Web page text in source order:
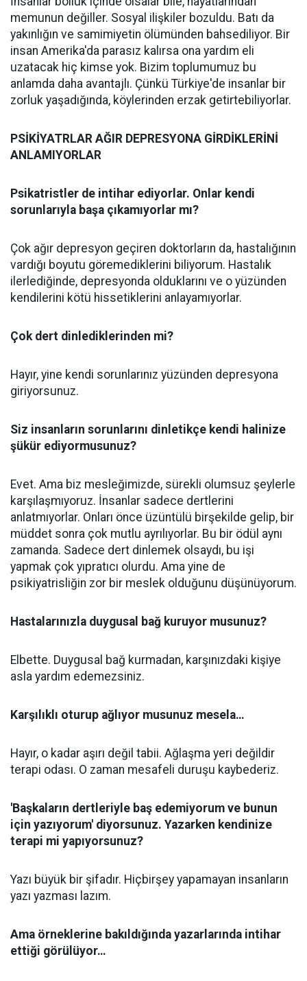
memunun değiller. Sosyal ilişkiler bozuldu. Batı da
yakınlığın ve samimiyetin ölümünden bahsediliyor. Bir
insan Amerika'da parasız kalırsa ona yardım eli
uzatacak hiç kimse yok. Bizim toplumumuz bu
anlamda daha avantajlı. Çünkü Türkiye'de insanlar bir
zorluk yaşadığında, köylerinden erzak getirtebiliyorlar.
PSİKİYATRLAR AĞIR DEPRESYONA GİRDİKLERİNİ
ANLAMIYORLAR
Psikatristler de intihar ediyorlar. Onlar kendi
sorunlarıyla başa çıkamıyorlar mı?
Çok ağır depresyon geçiren doktorların da, hastalığının
vardığı boyutu göremediklerini biliyorum. Hastalık
ilerlediğinde, depresyonda olduklarını ve o yüzünden
kendilerini kötü hissetiklerini anlayamıyorlar.
Çok dert dinlediklerinden mi?
Hayır, yine kendi sorunlarınız yüzünden depresyona
giriyorsunuz.
Siz insanların sorunlarını dinletikçe kendi halinize
şükür ediyormusunuz?
Evet. Ama biz mesleğimizde, sürekli olumsuz şeylerle
karşılaşmıyoruz. İnsanlar sadece dertlerini
anlatmıyorlar. Onları önce üzüntülü birşekilde gelip, bir
müddet sonra çok mutlu ayrılıyorlar. Bu bir ödül aynı
zamanda. Sadece dert dinlemek olsaydı, bu işi
yapmak çok yıpratıcı olurdu. Ama yine de
psikiyatrisliğin zor bir meslek olduğunu düşünüyorum.
Hastalarınızla duygusal bağ kuruyor musunuz?
Elbette. Duygusal bağ kurmadan, karşınızdaki kişiye
asla yardım edemezsiniz.
Karşılıklı oturup ağlıyor musunuz mesela…
Hayır, o kadar aşırı değil tabii. Ağlaşma yeri değildir
terapi odası. O zaman mesafeli duruşu kaybederiz.
'Başkaların dertleriyle baş edemiyorum ve bunun
için yazıyorum' diyorsunuz. Yazarken kendinize
terapi mi yapıyorsunuz?
Yazı büyük bir şifadır. Hiçbirşey yapamayan insanların
yazı yazması lazım.
Ama örneklerine bakıldığında yazarlarında intihar
ettiği görülüyor…